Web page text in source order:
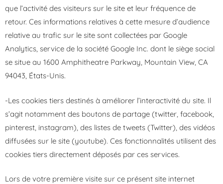
que l’activité des visiteurs sur le site et leur fréquence de
retour. Ces informations relatives à cette mesure d’audience
relative au trafic sur le site sont collectées par Google
Analytics, service de la société Google Inc. dont le siège social
se situe au 1600 Amphitheatre Parkway, Mountain View, CA
94043, États-Unis.
-Les cookies tiers destinés à améliorer l’interactivité du site. Il
s’agit notamment des boutons de partage (twitter, facebook,
pinterest, instagram), des listes de tweets (Twitter), des vidéos
diffusées sur le site (youtube). Ces fonctionnalités utilisent des
cookies tiers directement déposés par ces services.
Lors de votre première visite sur ce présent site internet